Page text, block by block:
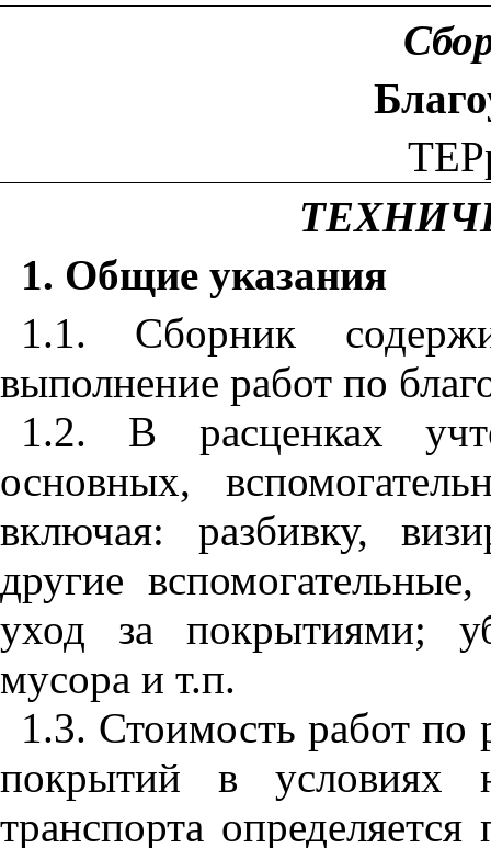
1. Общие указания
1.1. Сборник
выполнение работ по
1.2. В расценках
основных,
включая: разбивку,
другие
уход за покрытиями;
мусора и т.п.
1.3. Стоимость работ
покрытий в условиях
транспорта